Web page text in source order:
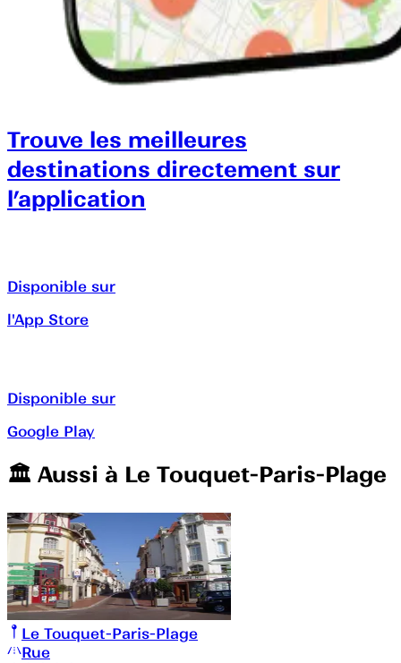
Trouve les meilleures
destinations directement sur
l’application
Disponible sur
l'App Store
Disponible sur
Google Play
🏛️️ Aussi à Le Touquet-Paris-Plage
Le Touquet-Paris-Plage
Rue